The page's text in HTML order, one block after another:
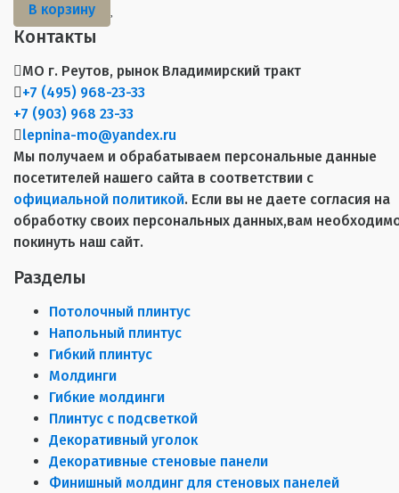
В корзину
Контакты
МО г. Реутов, рынок Владимирский тракт
+7 (495) 968-23-33
+7 (903) 968 23-33
lepnina-mo@yandex.ru
Мы получаем и обрабатываем персональные данные
посетителей нашего сайта в соответствии с
официальной политикой. Если вы не даете согласия на
обработку своих персональных данных,вам
покинуть наш сайт.
Разделы
Потолочный плинтус
Напольный плинтус
Гибкий плинтус
Молдинги
Гибкие молдинги
Плинтус с подсветкой
Декоративный уголок
Декоративные стеновые панели
Финишный молдинг для стеновых панелей